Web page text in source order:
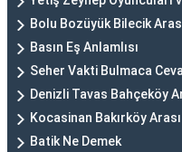
Bolu Bozüyük Bilecik
Basın Eş Anlamlısı
Seher Vakti Bulmaca
Denizli Tavas Bahçeköy
Kocasinan Bakırköy
Batik Ne Demek